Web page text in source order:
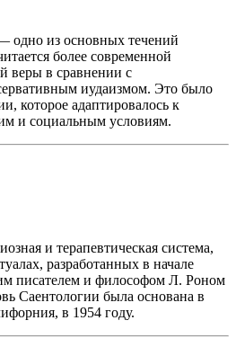
одно из основных течений
более современной
веры в сравнении с
иудаизмом. Это было
которое адаптировалось к
и социальным условиям.
и терапевтическая система,
разработанных в начале
писателем и философом Л. Роном
Саентологии была основана в
в 1954 году.